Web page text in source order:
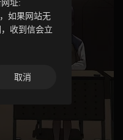
址:
，如果网站无
收到信会立
取消